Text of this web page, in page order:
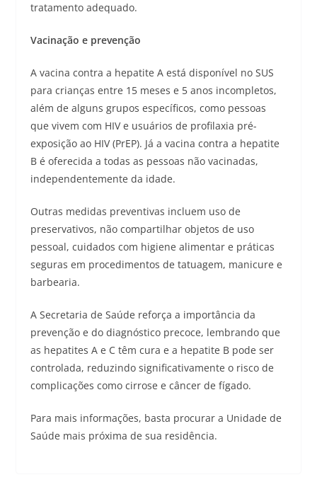
tratamento adequado.
Vacinação e prevenção
A vacina contra a hepatite A está disponível no SUS
para crianças entre 15 meses e 5 anos incompletos,
além de alguns grupos específicos, como pessoas
que vivem com HIV e usuários de profilaxia pré-
exposição ao HIV (PrEP). Já a vacina contra a hepatite
B é oferecida a todas as pessoas não vacinadas,
independentemente da idade.
Outras medidas preventivas incluem uso de
preservativos, não compartilhar objetos de uso
pessoal, cuidados com higiene alimentar e práticas
seguras em procedimentos de tatuagem, manicure e
barbearia.
A Secretaria de Saúde reforça a importância da
prevenção e do diagnóstico precoce, lembrando que
as hepatites A e C têm cura e a hepatite B pode ser
controlada, reduzindo significativamente o risco de
complicações como cirrose e câncer de fígado.
Para mais informações, basta procurar a Unidade de
Saúde mais próxima de sua residência.